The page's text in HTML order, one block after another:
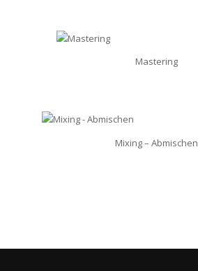
Mastering
Mixing – Abmischen